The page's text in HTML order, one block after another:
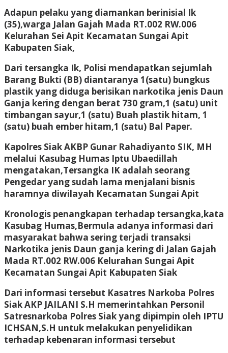
Adapun pelaku yang diamankan berinisial Ik
(35),warga Jalan Gajah Mada RT.002 RW.006
Kelurahan Sei Apit Kecamatan Sungai Apit
Kabupaten Siak,
Dari tersangka Ik, Polisi mendapatkan sejumlah
Barang Bukti (BB) diantaranya 1(satu) bungkus
plastik yang diduga berisikan narkotika jenis Daun
Ganja kering dengan berat 730 gram,1 (satu) unit
timbangan sayur,1 (satu) Buah plastik hitam, 1
(satu) buah ember hitam,1 (satu) Bal Paper.
Kapolres Siak AKBP Gunar Rahadiyanto SIK, MH
melalui Kasubag Humas Iptu Ubaedillah
mengatakan,Tersangka IK adalah seorang
Pengedar yang sudah lama menjalani bisnis
haramnya diwilayah Kecamatan Sungai Apit
Kronologis penangkapan terhadap tersangka,kata
Kasubag Humas,Bermula adanya informasi dari
masyarakat bahwa sering terjadi transaksi
Narkotika jenis Daun ganja kering di Jalan Gajah
Mada RT.002 RW.006 Kelurahan Sungai Apit
Kecamatan Sungai Apit Kabupaten Siak
Dari informasi tersebut Kasatres Narkoba Polres
Siak AKP JAILANI S.H memerintahkan Personil
Satresnarkoba Polres Siak yang dipimpin oleh IPTU
ICHSAN,S.H untuk melakukan penyelidikan
terhadap kebenaran informasi tersebut